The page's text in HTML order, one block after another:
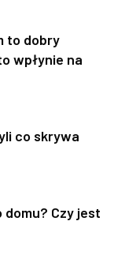
to dobry
wpłynie na
co skrywa
Czy jest